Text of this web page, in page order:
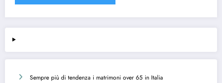
Sempre più di tendenza i matrimoni over 65 in Italia